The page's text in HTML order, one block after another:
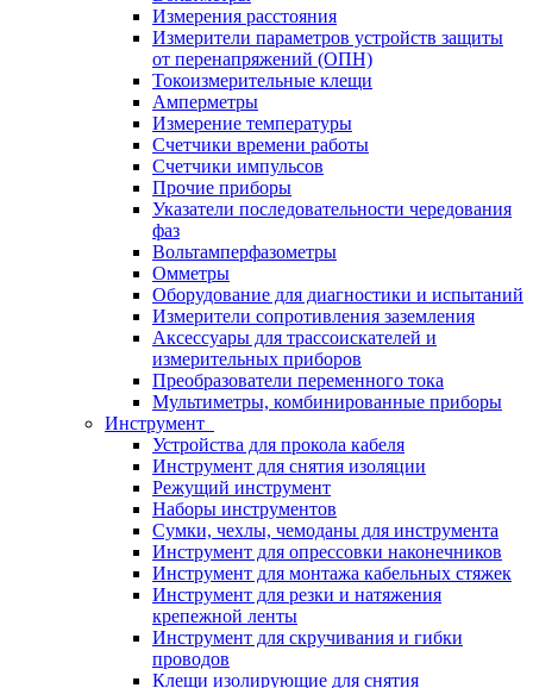
Измерения расстояния
Измерители параметров устройств защиты
от перенапряжений (ОПН)
Токоизмерительные клещи
Амперметры
Измерение температуры
Счетчики времени работы
Счетчики импульсов
Прочие приборы
Указатели последовательности чередования
фаз
Вольтамперфазометры
Омметры
Оборудование для диагностики и испытаний
Измерители сопротивления заземления
Аксессуары для трассоискателей и
измерительных приборов
Преобразователи переменного тока
Мультиметры, комбинированные приборы
Инструмент
Устройства для прокола кабеля
Инструмент для снятия изоляции
Режущий инструмент
Наборы инструментов
Сумки, чехлы, чемоданы для инструмента
Инструмент для опрессовки наконечников
Инструмент для монтажа кабельных стяжек
Инструмент для резки и натяжения
крепежной ленты
Инструмент для скручивания и гибки
проводов
Клещи изолирующие для снятия